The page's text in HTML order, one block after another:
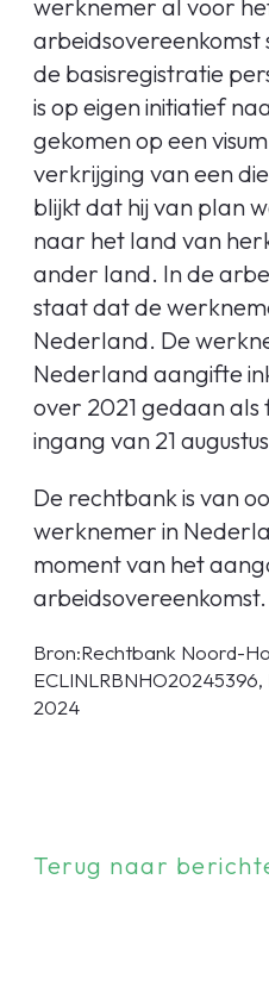
werknemer al voor
arbeidsovereenkomst
de basisregistratie
is op eigen initiatief
gekomen op een
verkrijging van een
blijkt dat hij van plan
naar het land van
ander land. In de
staat dat de
Nederland. De
Nederland aangifte
over 2021 gedaan
ingang van 21
De rechtbank is van
werknemer in
moment van het
arbeidsovereenkomst.
Bron:Rechtbank Noord-
2024
Terug naar